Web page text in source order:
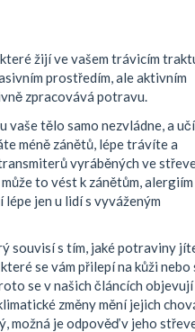
žijí ve vašem trávicím
prostředím, ale aktivním
zpracovává potravu.
tělo samo nezvládne, a
méně zánětů, lépe trávíte a
vyráběných ve
to vést k zánětům, alergiím
jen u lidí s vyváženým
souvisí s tím, jaké potraviny
se vám přilepí na kůži nebo
se v našich článcích objevují
změny mění jejich
možná je odpověď v jeho